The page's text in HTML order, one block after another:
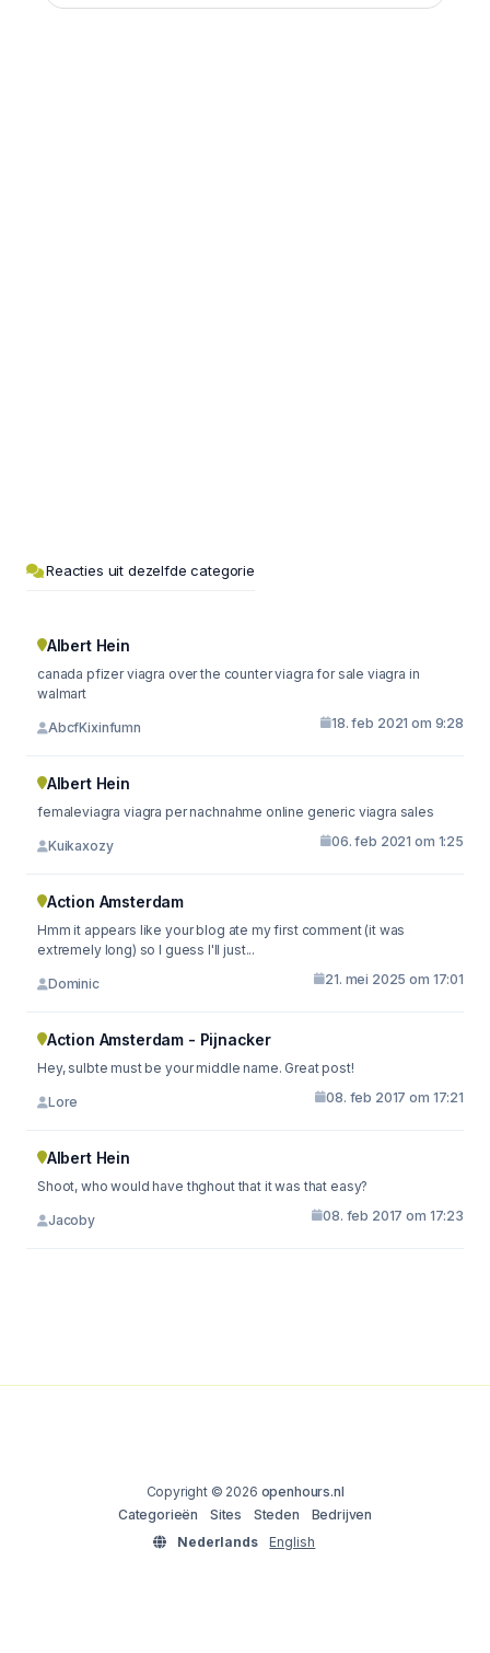
Reacties uit dezelfde categorie
Albert Hein
canada pfizer viagra over the counter viagra for sale viagra in
walmart
AbcfKixinfumn 18. feb 2021 om 9:28
Albert Hein
femaleviagra viagra per nachnahme online generic viagra sales
Kuikaxozy 06. feb 2021 om 1:25
Action Amsterdam
Hmm it appears like your blog ate my first comment (it was
extremely long) so I guess I'll just...
Dominic 21. mei 2025 om 17:01
Action Amsterdam - Pijnacker
Hey, sulbte must be your middle name. Great post!
Lore 08. feb 2017 om 17:21
Albert Hein
Shoot, who would have thghout that it was that easy?
Jacoby 08. feb 2017 om 17:23
Copyright © 2026 openhours.nl
Categorieën
Sites Steden
Bedrijven
Nederlands
English